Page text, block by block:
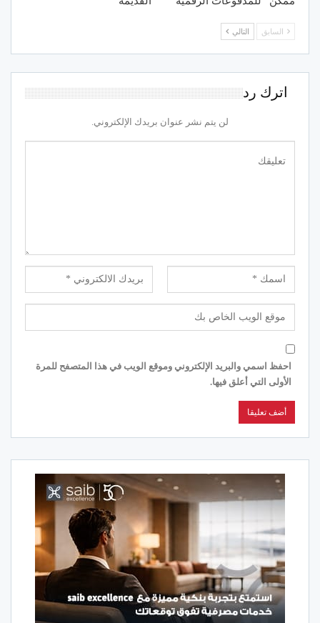
السابق التالي
اترك رد
لن يتم نشر عنوان بريدك الإلكتروني.
احفظ اسمي والبريد الإلكتروني وموقع الويب في هذا المتصفح للمرة
الأولى التي أعلق فيها.